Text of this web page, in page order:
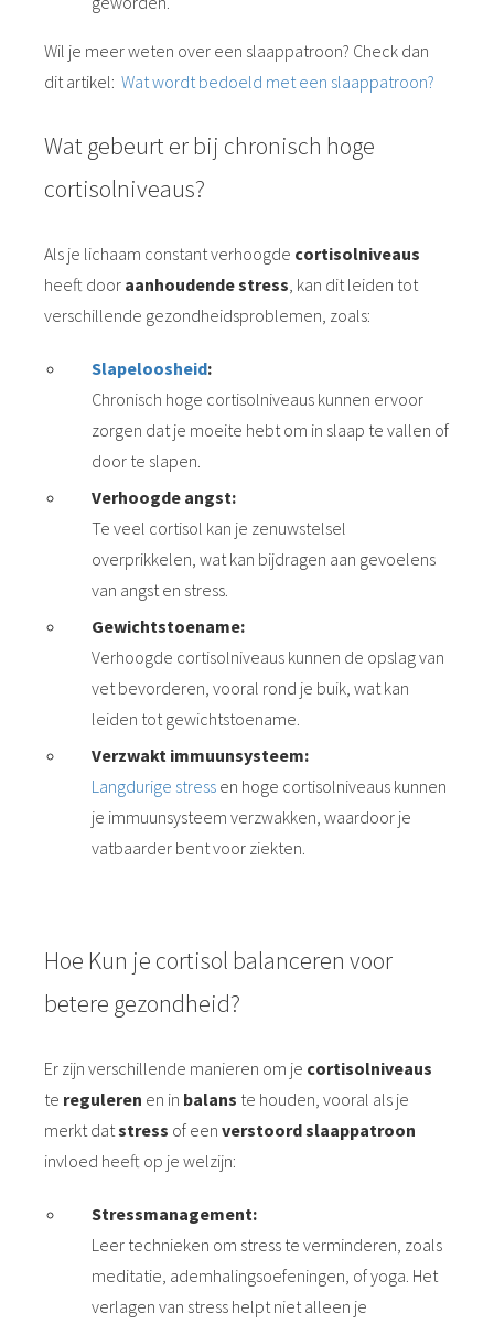
Wil je meer weten over een slaappatroon? Check dan
dit artikel: Wat wordt bedoeld met een slaappatroon?
Wat gebeurt er bij chronisch hoge
cortisolniveaus?
Als je lichaam constant verhoogde cortisolniveaus
heeft door aanhoudende stress , kan dit leiden tot
verschillende gezondheidsproblemen, zoals:
Slapeloosheid:
Chronisch hoge cortisolniveaus kunnen ervoor
zorgen dat je moeite hebt om in slaap te vallen of
door te slapen.
Verhoogde angst:
Te veel cortisol kan je zenuwstelsel
overprikkelen, wat kan bijdragen aan gevoelens
van angst en stress.
Gewichtstoename:
Verhoogde cortisolniveaus kunnen de opslag van
vet bevorderen, vooral rond je buik, wat kan
leiden tot gewichtstoename.
Verzwakt immuunsysteem:
Langdurige stress en hoge cortisolniveaus kunnen
je immuunsysteem verzwakken, waardoor je
vatbaarder bent voor ziekten.
Hoe Kun je cortisol balanceren voor
betere gezondheid?
Er zijn verschillende manieren om je cortisolniveaus
te reguleren en in balans te houden, vooral als je
merkt datstress of een verstoord slaappatroon
invloed heeft op je welzijn:
Stressmanagement:
Leer technieken om stress te verminderen, zoals
meditatie, ademhalingsoefeningen, of yoga. Het
verlagen van stress helpt niet alleen je